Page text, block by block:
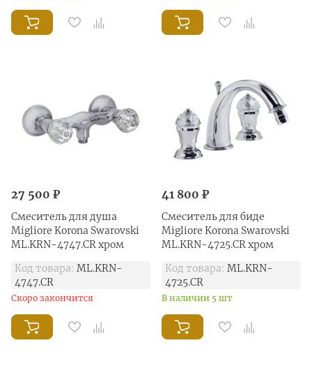
27 500 ₽
Смеситель для душа
Migliore Korona Swarovski
ML.KRN-4747.CR хром
Код товара: ML.KRN-
4747.CR
Скоро закончится
41 800 ₽
Смеситель для биде
Migliore Korona Swarovski
ML.KRN-4725.CR хром
Код товара: ML.KRN-
4725.CR
В наличии 5 шт